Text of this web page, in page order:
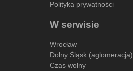
Polityka prywatności
W serwisie
Wrocław
Dolny Śląsk (aglomeracja)
Czas wolny